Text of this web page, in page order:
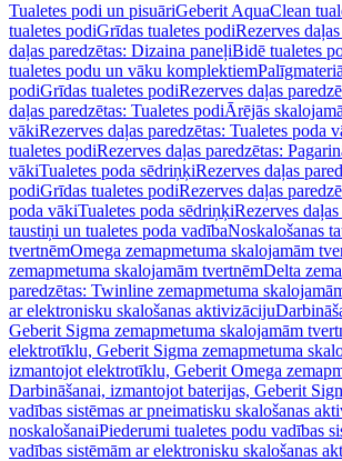
Tualetes podi un pisuāriGeberit AquaClean
tualetes podiGrīdas tualetes podiRezerves
daļas paredzētas: Dizaina paneļiBidē tualetes
tualetes podu un vāku komplektiem
podiGrīdas tualetes podiRezerves daļas
daļas paredzētas: Tualetes podiĀrējās
vākiRezerves daļas paredzētas: Tualetes poda
tualetes podiRezerves daļas paredzētas:
vākiTualetes poda sēdriņķiRezerves daļas
podiGrīdas tualetes podiRezerves daļas
poda vākiTualetes poda sēdriņķiRezerves
taustiņi un tualetes poda vadībaNoskalošanas
tvertnēmOmega zemapmetuma skalojamām
zemapmetuma skalojamām tvertnēmDelta
paredzētas: Twinline zemapmetuma
ar elektronisku skalošanas aktivizāciju
Geberit Sigma zemapmetuma skalojamām
elektrotīklu, Geberit Sigma zemapmetuma
izmantojot elektrotīklu, Geberit Omega
Darbināšanai, izmantojot baterijas, Geberit
vadības sistēmas ar pneimatisku skalošanas
noskalošanaiPiederumi tualetes podu vadības
vadības sistēmām ar elektronisku skalošanas